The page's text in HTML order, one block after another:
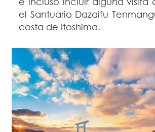
el Santuario Dazaifu
costa de Itoshima.